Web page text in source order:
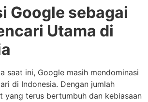
Google sebagai
Utama di
saat ini, Google masih mendominasi
di Indonesia. Dengan jumlah
yang terus bertumbuh dan kebiasaan